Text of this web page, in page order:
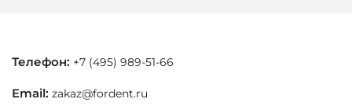
Телефон: +7 (495) 989-51-66
Email: zakaz@fordent.ru